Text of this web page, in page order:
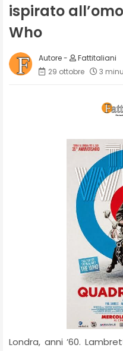
ispirato
Who
Fattitaliani
29 ottobre
3
Londra, anni ’60.